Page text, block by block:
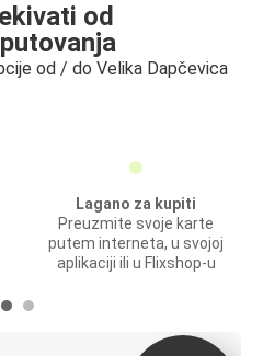
od
od / do Velika Dapčevica
Lagano za kupiti
Preuzmite svoje karte
putem interneta, u svojoj
aplikaciji ili u Flixshop-u